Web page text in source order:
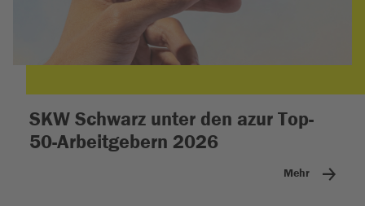
SKW Schwarz unter den azur Top-
50-Arbeitgebern 2026
Mehr